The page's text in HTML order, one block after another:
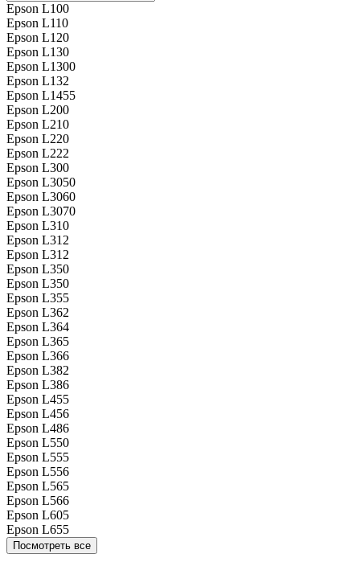
Epson L100
Epson L110
Epson L120
Epson L130
Epson L1300
Epson L132
Epson L1455
Epson L200
Epson L210
Epson L220
Epson L222
Epson L300
Epson L3050
Epson L3060
Epson L3070
Epson L310
Epson L312
Epson L312
Epson L350
Epson L350
Epson L355
Epson L362
Epson L364
Epson L365
Epson L366
Epson L382
Epson L386
Epson L455
Epson L456
Epson L486
Epson L550
Epson L555
Epson L556
Epson L565
Epson L566
Epson L605
Epson L655
Посмотреть все